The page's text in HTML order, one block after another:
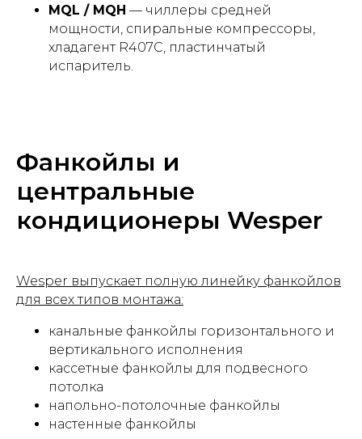
MQL / MQH — чиллеры средней
мощности, спиральные компрессоры,
хладагент R407C, пластинчатый
испаритель.
Фанкойлы и
центральные
кондиционеры Wesper
Wesper выпускает полную линейку фанкойлов
для всех типов монтажа:
канальные фанкойлы горизонтального и
вертикального исполнения
кассетные фанкойлы для подвесного
потолка
напольно-потолочные фанкойлы
настенные фанкойлы